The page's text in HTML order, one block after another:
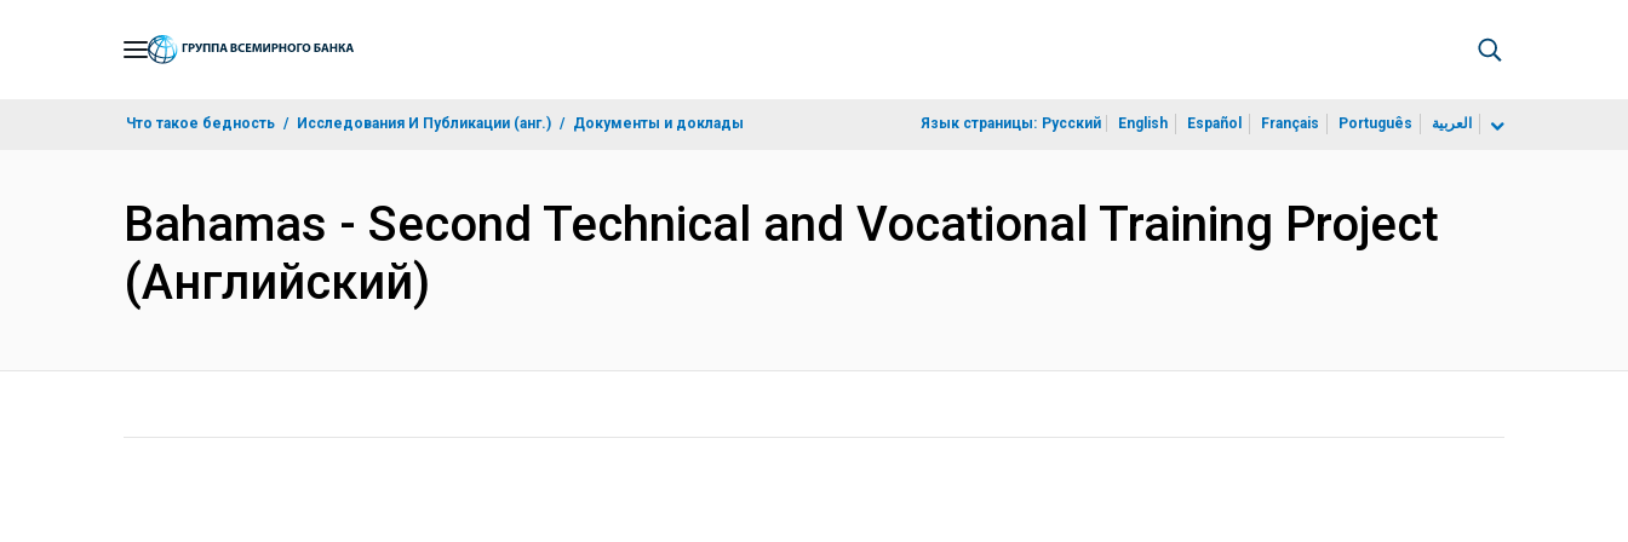
Что такое бедность Исследования И Публикации (анг.) Документы и доклады Язык страницы: Русский English Español Français Português العربية
Bahamas - Second Technical and Vocational Training Project
(Английский)